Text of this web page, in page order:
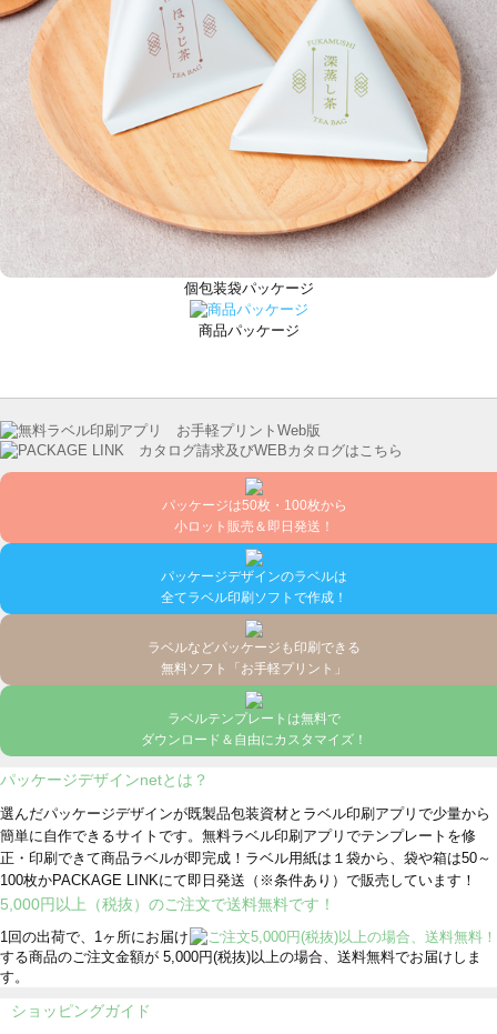
個包装袋パッケージ
商品パッケージ
パッケージは50枚・100枚から
小ロット販売＆即日発送！
パッケージデザインのラベルは
全てラベル印刷ソフトで作成！
ラベルなどパッケージも印刷できる
無料ソフト「お手軽プリント」
ラベルテンプレートは無料で
ダウンロード＆自由にカスタマイズ！
パッケージデザインnetとは？
選んだパッケージデザインが既製品包装資材とラベル印刷アプリで少量から
簡単に自作できるサイトです。無料ラベル印刷アプリでテンプレートを修
正・印刷できて商品ラベルが即完成！ラベル用紙は１袋から、袋や箱は50～
100枚かPACKAGE LINKにて即日発送 （※条件あり） で販売しています！
5,000円以上（税抜）のご注文で送料無料です！
1回の出荷で、1ヶ所にお届け
する商品のご注文金額が 5,000円(税抜)以上の場合、送料無料でお届けしま
す。
ショッピングガイド